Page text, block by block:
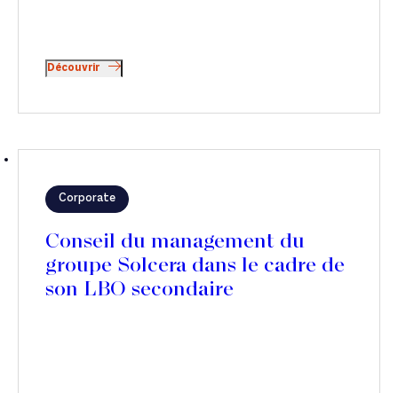
Découvrir
Corporate
Conseil du management du
groupe Solcera dans le cadre de
son LBO secondaire